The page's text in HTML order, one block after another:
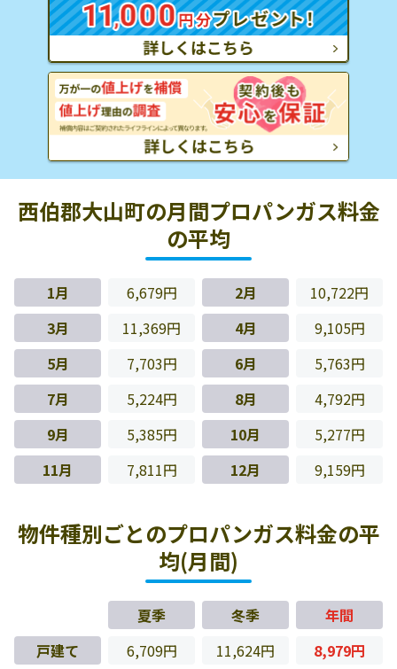
西伯郡大山町の月間プロパンガス料金
の平均
1月 6,679円 2月
10,722円
3月
11,369円 4月
9,105円
5月
7,703円 6月
5,763円
7月
5,224円 8月
4,792円
9月
5,385円 10月
5,277円
11月
7,811円 12月 9,159円
物件種別ごとのプロパンガス料金の平
均(月間)
夏季 冬季
年間
戸建て
6,709円 11,624円
8,979円